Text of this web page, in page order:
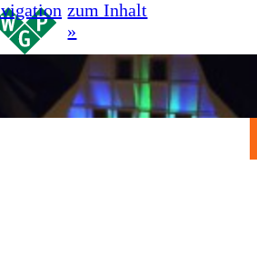
zum Inhalt
»